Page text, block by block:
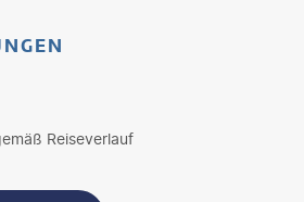
Reiseverlauf